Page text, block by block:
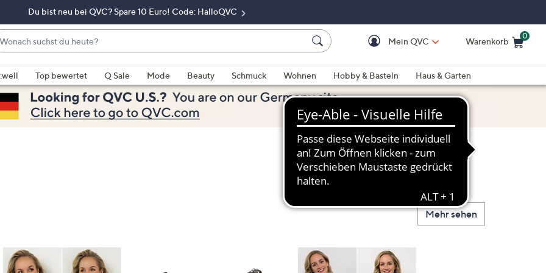
Du bist neu bei QVC? Spare 10 Euro! Code: HalloQVC
Mein QVC Warenkorb
0
Top bewertet Q Sale Mode Beauty Schmuck Wohnen Hobby & Basteln
Haus & Garten
Mehr sehen